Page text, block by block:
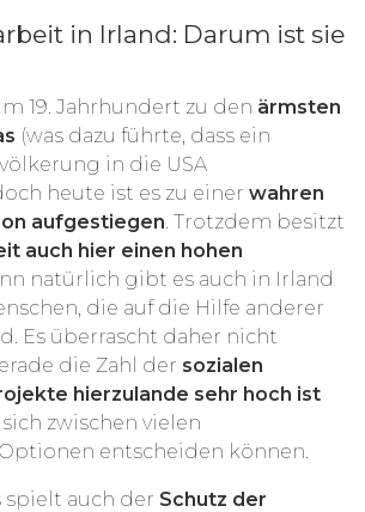
in Irland: Darum ist sie
19. Jahrhundert zu den ärmsten
(was dazu führte, dass ein
in die USA
heute ist es zu einer wahren
aufgestiegen. Trotzdem besitzt
auch hier einen hohen
natürlich gibt es auch in Irland
die auf die Hilfe anderer
Es überrascht daher nicht
die Zahl der sozialen
hierzulande sehr hoch ist
zwischen vielen
entscheiden können.
spielt auch der Schutz der